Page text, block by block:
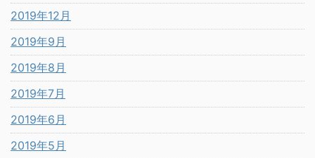
2019年12月
2019年9月
2019年8月
2019年7月
2019年6月
2019年5月